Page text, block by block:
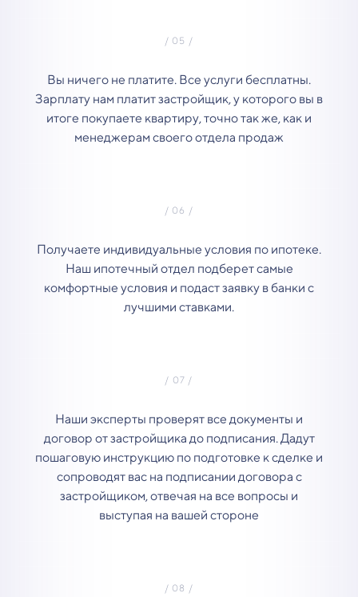
Вы ничего не платите. Все услуги бесплатны.
Зарплату нам платит застройщик, у которого вы в
итоге покупаете квартиру, точно так же, как и
менеджерам своего отдела продаж
Получаете индивидуальные условия по ипотеке.
Наш ипотечный отдел подберет самые
комфортные условия и подаст заявку в банки с
лучшими ставками.
Наши эксперты проверят все документы и
договор от застройщика до подписания. Дадут
пошаговую инструкцию по подготовке к сделке и
сопроводят вас на подписании договора с
застройщиком, отвечая на все вопросы и
выступая на вашей стороне